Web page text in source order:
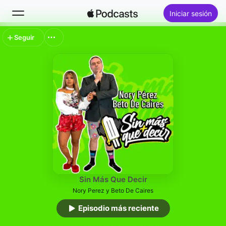
Iniciar sesión
Buscar
Novedades
Lo más escuchado
Sin Más Que Decir
Nory Perez y Beto De Caires
Episodio más reciente
Seguir